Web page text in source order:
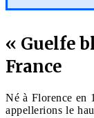
« Guelfe
France
Né à Florence en
appellerions le